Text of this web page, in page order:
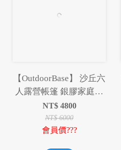
【OutdoorBase】 沙丘六
人露營帳篷 銀膠家庭帳
篷 六人帳 遮光銀膠帳蓬
耐水壓2000mm
NT$ 4800
NT$6000
會員價???